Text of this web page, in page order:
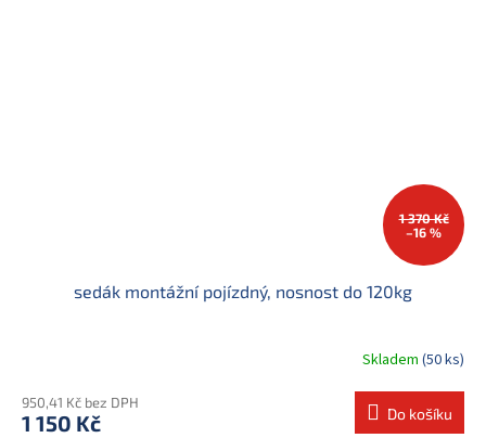
1 370 Kč
–16 %
sedák montážní pojízdný, nosnost do 120kg
Skladem (50 ks)
950,41 Kč bez DPH
1 150 Kč Do košíku